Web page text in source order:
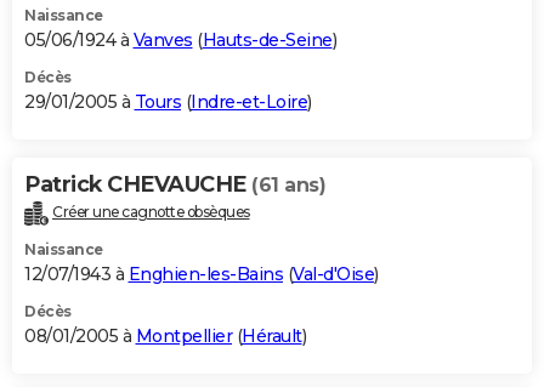
Naissance
05/06/1924 à Vanves (Hauts-de-Seine)
Décès
29/01/2005 à Tours (Indre-et-Loire)
Patrick CHEVAUCHE (61 ans)
Créer une cagnotte obsèques
Naissance
12/07/1943 à Enghien-les-Bains (Val-d'Oise)
Décès
08/01/2005 à Montpellier(Hérault)